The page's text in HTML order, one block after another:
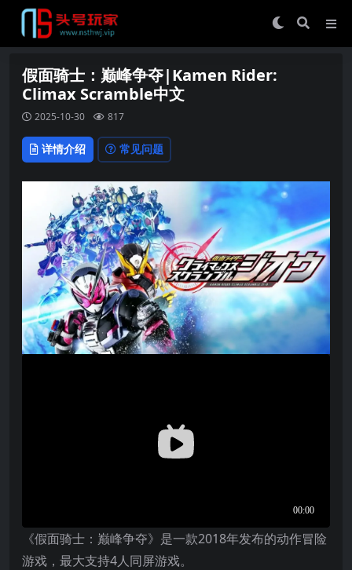
假面骑士：巅峰争夺|Kamen Rider:
Climax Scramble中文
2025-10-30 817
详情介绍 常见问题
《假面骑士：巅峰争夺》是一款2018年发布的动作冒险
游戏，最大支持4人同屏游戏。